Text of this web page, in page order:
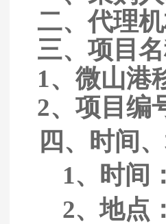
二、代理
三、项目
1、 微山港
2、项目编
四、时间
1、 时间
2、地点